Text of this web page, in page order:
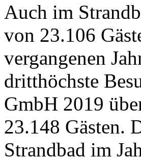
Auch im
von 23.106
vergangenen
dritthöchste
GmbH 2019
23.148 Gästen.
Strandbad im